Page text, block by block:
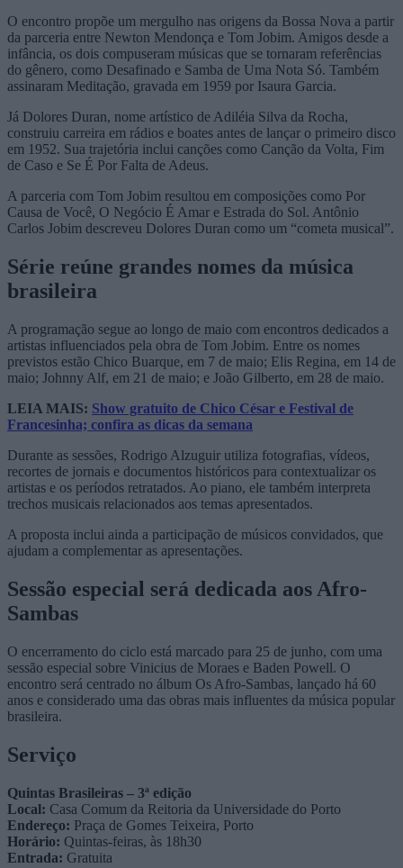
O encontro propõe um mergulho nas origens da Bossa Nova a partir
da parceria entre Newton Mendonça e Tom Jobim. Amigos desde a
infância, os dois compuseram músicas que se tornaram referências
do gênero, como Desafinado e Samba de Uma Nota Só. Também
assinaram Meditação, gravada em 1959 por Isaura Garcia.
Já Dolores Duran, nome artístico de Adiléia Silva da Rocha,
construiu carreira em rádios e boates antes de lançar o primeiro disco
em 1952. Sua trajetória inclui canções como Canção da Volta, Fim
de Caso e Se É Por Falta de Adeus.
A parceria com Tom Jobim resultou em composições como Por
Causa de Você, O Negócio É Amar e Estrada do Sol. Antônio
Carlos Jobim descreveu Dolores Duran como um “cometa musical”.
Série reúne grandes nomes da música
brasileira
A programação segue ao longo de maio com encontros dedicados a
artistas influenciados pela obra de Tom Jobim. Entre os nomes
previstos estão Chico Buarque, em 7 de maio; Elis Regina, em 14 de
maio; Johnny Alf, em 21 de maio; e João Gilberto, em 28 de maio.
LEIA MAIS: Show gratuito de Chico César e Festival de
Francesinha; confira as dicas da semana
Durante as sessões, Rodrigo Alzuguir utiliza fotografias, vídeos,
recortes de jornais e documentos históricos para contextualizar os
artistas e os períodos retratados. Ao piano, ele também interpreta
trechos musicais relacionados aos temas apresentados.
A proposta inclui ainda a participação de músicos convidados, que
ajudam a complementar as apresentações.
Sessão especial será dedicada aos Afro-
Sambas
O encerramento do ciclo está marcado para 25 de junho, com uma
sessão especial sobre Vinicius de Moraes e Baden Powell. O
encontro será centrado no álbum Os Afro-Sambas, lançado há 60
anos e considerado uma das obras mais influentes da música popular
brasileira.
Serviço
Quintas Brasileiras – 3ª edição
Local: Casa Comum da Reitoria da Universidade do Porto
Endereço: Praça de Gomes Teixeira, Porto
Horário: Quintas-feiras, às 18h30
Entrada: Gratuita